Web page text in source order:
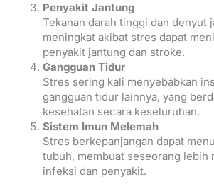
Penyakit Jantung
Tekanan darah tinggi dan denyut
meningkat akibat stres dapat
penyakit jantung dan stroke.
Gangguan Tidur
Stres sering kali menyebabkan
gangguan tidur lainnya, yang
kesehatan secara keseluruhan.
Sistem Imun Melemah
Stres berkepanjangan dapat
tubuh, membuat seseorang lebih
infeksi dan penyakit.